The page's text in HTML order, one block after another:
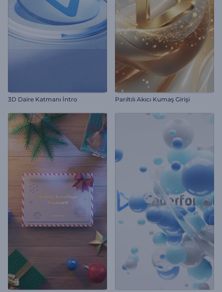
3D Daire Katmanı İntro Parıltılı Akıcı Kumaş Girişi